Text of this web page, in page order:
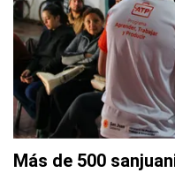
Más de 500